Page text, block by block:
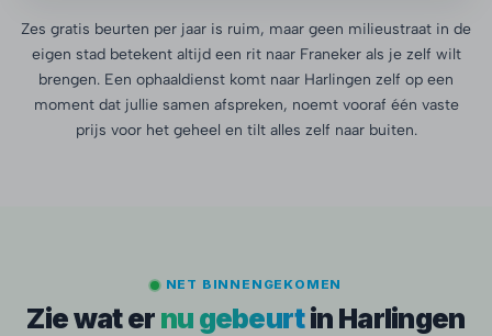
Zes gratis beurten per jaar is ruim, maar geen milieustraat in de
eigen stad betekent altijd een rit naar Franeker als je zelf wilt
brengen. Een ophaaldienst komt naar Harlingen zelf op een
moment dat jullie samen afspreken, noemt vooraf één vaste
prijs voor het geheel en tilt alles zelf naar buiten.
NET BINNENGEKOMEN
Zie wat er nu gebeurtin Harlingen